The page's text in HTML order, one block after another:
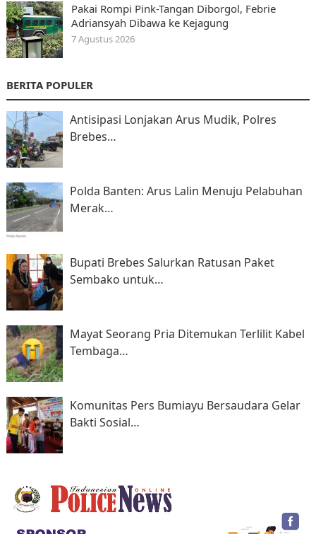
Pakai Rompi Pink-Tangan Diborgol, Febrie
Adriansyah Dibawa ke Kejagung
7 Agustus 2026
BERITA POPULER
Antisipasi Lonjakan Arus Mudik, Polres
Brebes…
Polda Banten: Arus Lalin Menuju Pelabuhan
Merak…
Bupati Brebes Salurkan Ratusan Paket
Sembako untuk…
Mayat Seorang Pria Ditemukan Terlilit Kabel
Tembaga…
Komunitas Pers Bumiayu Bersaudara Gelar
Bakti Sosial…